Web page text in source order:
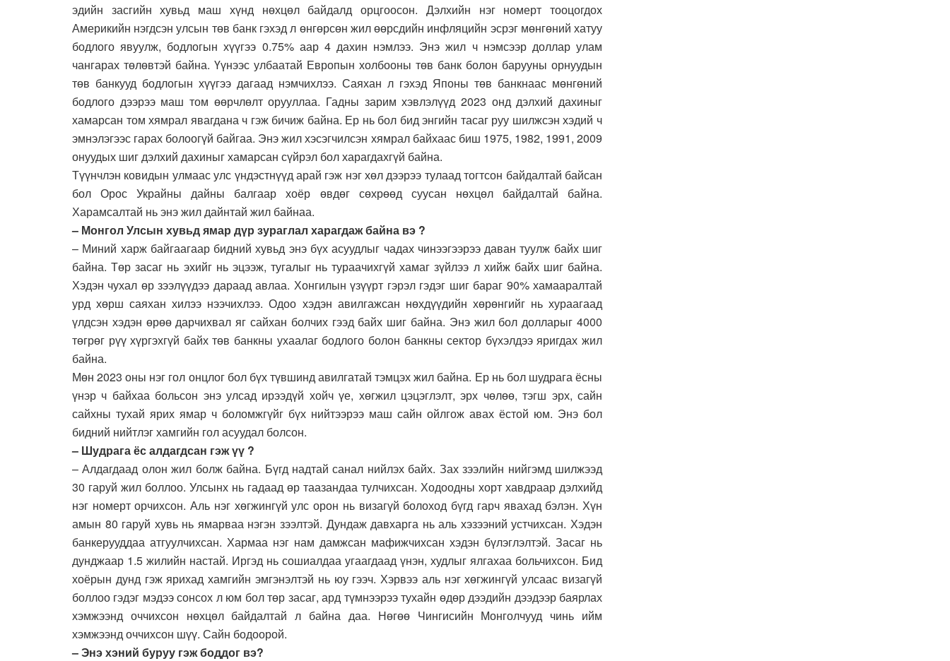
эдийн засгийн хувьд маш хүнд нөхцөл байдалд орцгоосон. Дэлхийн нэг номерт тооцогдох
Америкийн нэгдсэн улсын төв банк гэхэд л өнгөрсөн жил өөрсдийн инфляцийн эсрэг мөнгөний хатуу
бодлого явуулж, бодлогын хүүгээ 0.75% аар 4 дахин нэмлээ. Энэ жил ч нэмсээр доллар улам
чангарах төлөвтэй байна. Үүнээс улбаатай Европын холбооны төв банк болон барууны орнуудын
төв банкууд бодлогын хүүгээ дагаад нэмчихлээ. Саяхан л гэхэд Японы төв банкнаас мөнгөний
бодлого дээрээ маш том өөрчлөлт орууллаа. Гадны зарим хэвлэлүүд 2023 онд дэлхий дахиныг
хамарсан том хямрал явагдана ч гэж бичиж байна. Ер нь бол бид энгийн тасаг руу шилжсэн хэдий ч
эмнэлэгээс гарах болоогүй байгаа. Энэ жил хэсэгчилсэн хямрал байхаас биш 1975, 1982, 1991, 2009
онуудых шиг дэлхий дахиныг хамарсан сүйрэл бол харагдахгүй байна.
Түүнчлэн ковидын улмаас улс үндэстнүүд арай гэж нэг хөл дээрээ тулаад тогтсон байдалтай байсан
бол Орос Украйны дайны балгаар хоёр өвдөг сөхрөөд суусан нөхцөл байдалтай байна.
Харамсалтай нь энэ жил дайнтай жил байнаа.
– Монгол Улсын хувьд ямар дүр зураглал харагдаж байна вэ ?
– Миний харж байгаагаар бидний хувьд энэ бүх асуудлыг чадах чинээгээрээ даван туулж байх шиг
байна. Төр засаг нь эхийг нь эцээж, тугалыг нь тураачихгүй хамаг зүйлээ л хийж байх шиг байна.
Хэдэн чухал өр зээлүүдээ дараад авлаа. Хонгилын үзүүрт гэрэл гэдэг шиг бараг 90% хамааралтай
урд хөрш саяхан хилээ нээчихлээ. Одоо хэдэн авилгажсан нөхдүүдийн хөрөнгийг нь хураагаад
үлдсэн хэдэн өрөө дарчихвал яг сайхан болчих гээд байх шиг байна. Энэ жил бол долларыг 4000
төгрөг рүү хүргэхгүй байх төв банкны ухаалаг бодлого болон банкны сектор бүхэлдээ яригдах жил
байна.
Мөн 2023 оны нэг гол онцлог бол бүх түвшинд авилгатай тэмцэх жил байна. Ер нь бол шудрага ёсны
үнэр ч байхаа больсон энэ улсад ирээдүй хойч үе, хөгжил цэцэглэлт, эрх чөлөө, тэгш эрх, сайн
сайхны тухай ярих ямар ч боломжгүйг бүх нийтээрээ маш сайн ойлгож авах ёстой юм. Энэ бол
бидний нийтлэг хамгийн гол асуудал болсон.
– Шудрага ёс алдагдсан гэж үү ?
– Алдагдаад олон жил болж байна. Бүгд надтай санал нийлэх байх. Зах зээлийн нийгэмд шилжээд
30 гаруй жил боллоо. Улсынх нь гадаад өр таазандаа тулчихсан. Ходоодны хорт хавдраар дэлхийд
нэг номерт орчихсон. Аль нэг хөгжингүй улс орон нь визагүй болоход бүгд гарч явахад бэлэн. Хүн
амын 80 гаруй хувь нь ямарваа нэгэн зээлтэй. Дундаж давхарга нь аль хэзээний устчихсан. Хэдэн
банкерууддаа атгуулчихсан. Хармаа нэг нам дамжсан мафижчихсан хэдэн бүлэглэлтэй. Засаг нь
дунджаар 1.5 жилийн настай. Иргэд нь сошиалдаа угаагдаад үнэн, худлыг ялгахаа больчихсон. Бид
хоёрын дунд гэж ярихад хамгийн эмгэнэлтэй нь юу гээч. Хэрвээ аль нэг хөгжингүй улсаас визагүй
боллоо гэдэг мэдээ сонсох л юм бол төр засаг, ард түмнээрээ тухайн өдөр дээдийн дээдээр баярлах
хэмжээнд оччихсон нөхцөл байдалтай л байна даа. Нөгөө Чингисийн Монголчууд чинь ийм
хэмжээнд оччихсон шүү. Сайн бодоорой.
– Энэ хэний буруу гэж боддог вэ?